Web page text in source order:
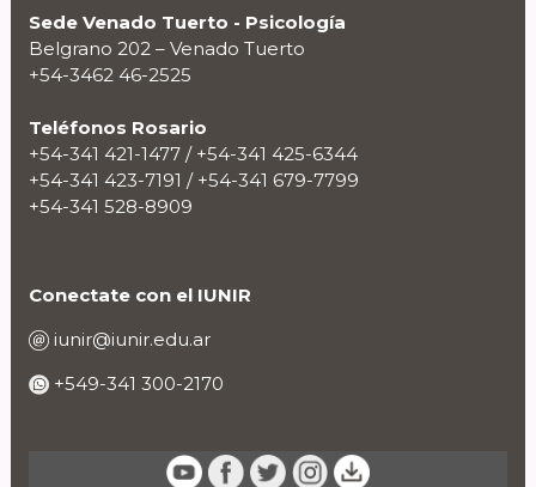
Sede Venado Tuerto - Psicología
Belgrano 202 – Venado Tuerto
+54-3462 46-2525
Teléfonos Rosario
+54-341 421-1477 / +54-341 425-6344
+54-341 423-7191 / +54-341 679-7799
+54-341 528-8909
Conectate con el IUNIR
iunir@iunir.edu.ar
+549-341 300-2170